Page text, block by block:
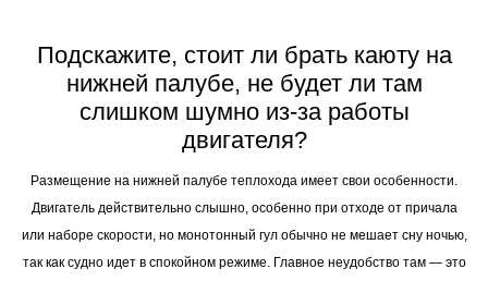
Подскажите, стоит ли брать каюту на
нижней палубе, не будет ли там
слишком шумно из-за работы
двигателя?
Размещение на нижней палубе теплохода имеет свои особенности.
Двигатель действительно слышно, особенно при отходе от причала
или наборе скорости, но монотонный гул обычно не мешает сну ночью,
так как судно идет в спокойном режиме. Главное неудобство там — это